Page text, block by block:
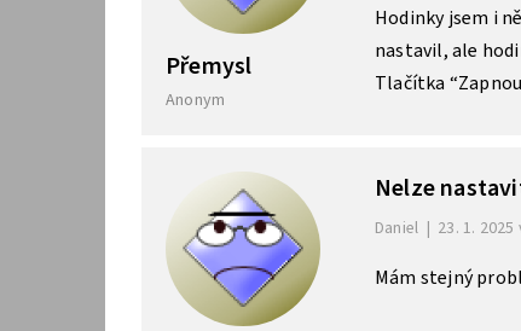
Přemysl
Anonym
Hodinky jsem i
nastavil, ale
Tlačítka
Nelze
Daniel | 23. 1. 2025
Mám stejný